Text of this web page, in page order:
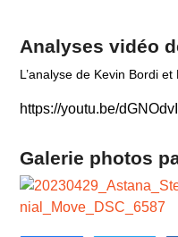
Analyses vidéo
L’analyse de Kevin Bordi
https://youtu.be/
Galerie photos